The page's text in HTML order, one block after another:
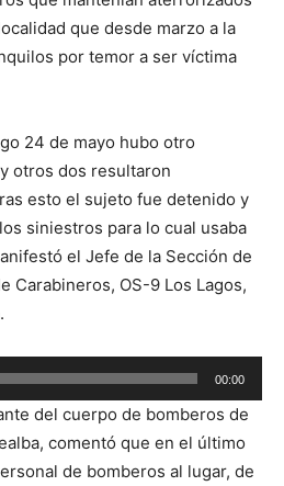
que desde marzo a la
por temor a ser víctima
24 de mayo hubo otro
otros dos resultaron
esto el sujeto fue detenido y
siniestros para lo cual usaba
el Jefe de la Sección de
Carabineros, OS-9 Los Lagos,
00:00
del cuerpo de bomberos de
comentó que en el último
de bomberos al lugar, de